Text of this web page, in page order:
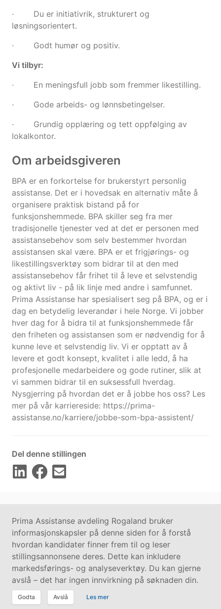
· Du er initiativrik, strukturert og
løsningsorientert.
· Godt humør og positiv.
Vi tilbyr:
· En meningsfull jobb som fremmer likestilling.
· Gode arbeids- og lønnsbetingelser.
· Grundig opplæring og tett oppfølging av
lokalkontor.
Om arbeidsgiveren
BPA er en forkortelse for brukerstyrt personlig
assistanse. Det er i hovedsak en alternativ måte å
organisere praktisk bistand på for
funksjonshemmede. BPA skiller seg fra mer
tradisjonelle tjenester ved at det er personen med
assistansebehov som selv bestemmer hvordan
assistansen skal være. BPA er et frigjørings- og
likestillingsverktøy som bidrar til at den med
assistansebehov får frihet til å leve et selvstendig
og aktivt liv - på lik linje med andre i samfunnet.
Prima Assistanse har spesialisert seg på BPA, og er i
dag en betydelig leverandør i hele Norge. Vi jobber
hver dag for å bidra til at funksjonshemmede får
den friheten og assistansen som er nødvendig for å
kunne leve et selvstendig liv. Vi er opptatt av å
levere et godt konsept, kvalitet i alle ledd, å ha
profesjonelle medarbeidere og gode rutiner, slik at
vi sammen bidrar til en suksessfull hverdag.
Nysgjerring på hvordan det er å jobbe hos oss? Les
mer på vår karriereside: https://prima-
assistanse.no/karriere/jobbe-som-bpa-assistent/
Del denne stillingen
Kontakt oss påhallo@vilect.com
Personvern|Informasjonskapsler
© 2017–2026 Vilect
Prima Assistanse avdeling Rogaland bruker
informasjonskapsler på denne siden for å forstå
hvordan kandidater finner frem til og leser
stillingsannonsene deres. Dette kan inkludere
markedsførings- og analyseverktøy. Du kan gjerne
avslå – det har ingen innvirkning på søknaden din.
Godta Avslå Les mer